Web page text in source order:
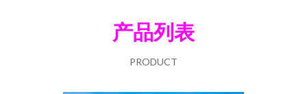
产品列表
PRODUCT